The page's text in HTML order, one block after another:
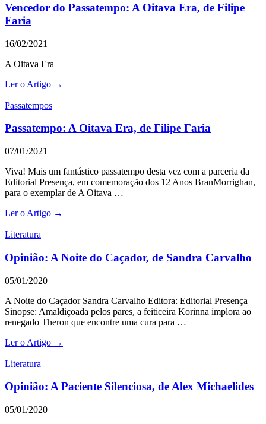
Vencedor do Passatempo: A Oitava Era, de Filipe
Faria
16/02/2021
A Oitava Era
Ler o Artigo →
Passatempos
Passatempo: A Oitava Era, de Filipe Faria
07/01/2021
Viva! Mais um fantástico passatempo desta vez com a parceria da
Editorial Presença, em comemoração dos 12 Anos BranMorrighan,
para o exemplar de A Oitava …
Ler o Artigo →
Literatura
Opinião: A Noite do Caçador, de Sandra Carvalho
05/01/2020
A Noite do Caçador Sandra Carvalho Editora: Editorial Presença
Sinopse: Amaldiçoada pelos pares, a feiticeira Korinna implora ao
renegado Theron que encontre uma cura para …
Ler o Artigo →
Literatura
Opinião: A Paciente Silenciosa, de Alex Michaelides
05/01/2020